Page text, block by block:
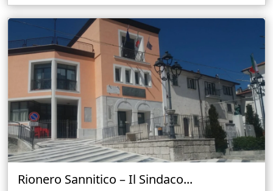
Rionero Sannitico – Il Sindaco...